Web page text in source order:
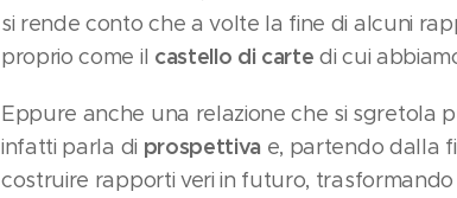
si rende conto che a volte la fine di alcuni
proprio come il castello di carte di cui
Eppure anche una relazione che si sgretola
infatti parla di prospettiva e, partendo dalla
costruire rapporti veri in futuro,